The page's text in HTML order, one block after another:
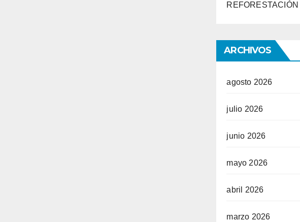
REFORESTACIÓN
ARCHIVOS
agosto 2026
julio 2026
junio 2026
mayo 2026
abril 2026
marzo 2026